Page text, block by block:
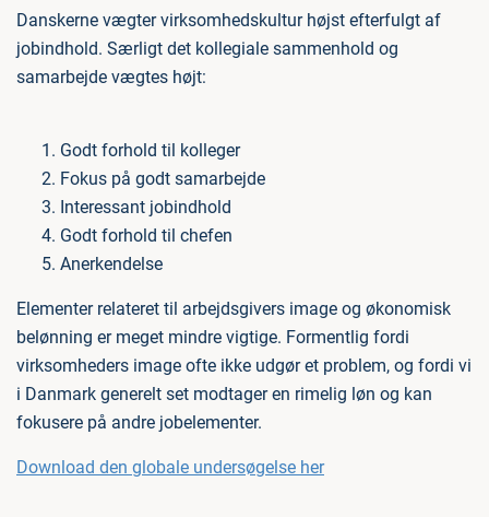
Danskerne vægter virksomhedskultur højst efterfulgt af
jobindhold. Særligt det kollegiale sammenhold og
samarbejde vægtes højt:
Godt forhold til kolleger
Fokus på godt samarbejde
Interessant jobindhold
Godt forhold til chefen
Anerkendelse
Elementer relateret til arbejdsgivers image og økonomisk
belønning er meget mindre vigtige. Formentlig fordi
virksomheders image ofte ikke udgør et problem, og fordi vi
i Danmark generelt set modtager en rimelig løn og kan
fokusere på andre jobelementer.
Download den globale undersøgelse her